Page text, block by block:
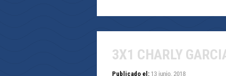
3X1 CHARLY
Publicado el: 13 junio, 2018